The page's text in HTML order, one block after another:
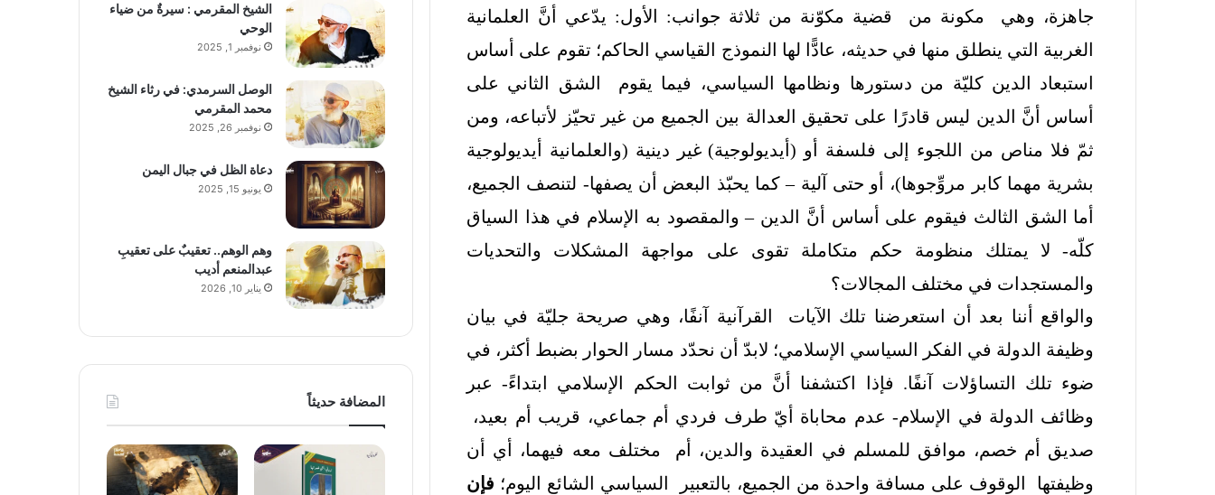
جاهزة، وهي مكونة من قضية مكوّنة من ثلاثة جوانب: الأول: يدّعي أنَّ العلمانية
الغربية التي ينطلق منها في حديثه، عادًّا لها النموذج القياسي الحاكم؛ تقوم على أساس
استبعاد الدين كليّة من دستورها ونظامها السياسي، فيما يقوم الشق الثاني على
أساس أنَّ الدين ليس قادرًا على تحقيق العدالة بين الجميع من غير تحيّز لأتباعه، ومن
ثمّ فلا مناص من اللجوء إلى فلسفة أو (أيديولوجية) غير دينية (والعلمانية أيديولوجية
بشرية مهما كابر مروِّجوها)، أو حتى آلية – كما يحبّذ البعض أن يصفها- لتنصف الجميع،
أما الشق الثالث فيقوم على أساس أنَّ الدين – والمقصود به الإسلام في هذا السياق
كلّه- لا يمتلك منظومة حكم متكاملة تقوى على مواجهة المشكلات والتحديات
والمستجدات في مختلف المجالات؟
والواقع أننا بعد أن استعرضنا تلك الآيات القرآنية آنفًا، وهي صريحة جليّة في بيان
وظيفة الدولة في الفكر السياسي الإسلامي؛ لابدّ أن نحدّد مسار الحوار بضبط أكثر، في
ضوء تلك التساؤلات آنفًا. فإذا اكتشفنا أنَّ من ثوابت الحكم الإسلامي ابتداءً- عبر
وظائف الدولة في الإسلام- عدم محاباة أيّ طرف فردي أم جماعي، قريب أم بعيد،
صديق أم خصم، موافق للمسلم في العقيدة والدين، أم مختلف معه فيهما، أي أن
وظيفتها الوقوف على مسافة واحدة من الجميع، بالتعبير السياسي الشائع اليوم؛ فإن
الشيخ المقرمي : سيرةٌ من ضياء
الوحي
نوفمبر 1, 2025
الوصل السرمدي: في رثاء الشيخ
محمد المقرمي
نوفمبر 26, 2025
دعاة الظل في جبال اليمن
يونيو 15, 2025
وهم الوهم.. تعقيبٌ على تعقيبِ
عبدالمنعم أديب
يناير 10, 2026
المضافة حديثاً